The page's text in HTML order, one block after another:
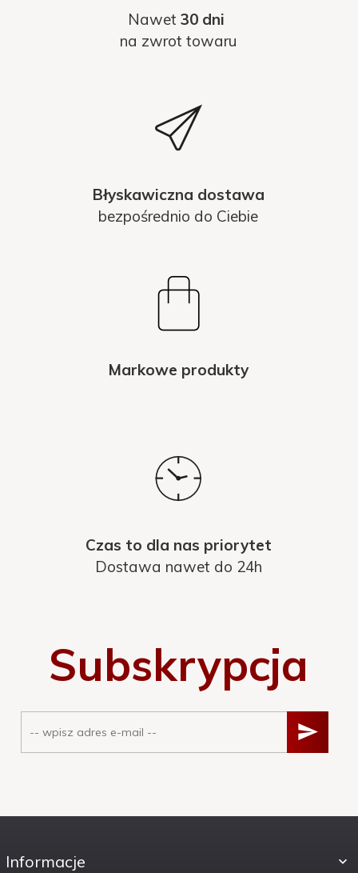
Nawet 30 dni
na zwrot towaru
Błyskawiczna dostawa
bezpośrednio do Ciebie
Markowe produkty
Czas to dla nas priorytet
Dostawa nawet do 24h
Subskrypcja
Informacje